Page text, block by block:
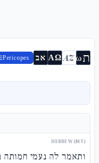
Pericopes אב ΑΩ AZωת
HEBREW (MT)
ותאמר לה נעמי